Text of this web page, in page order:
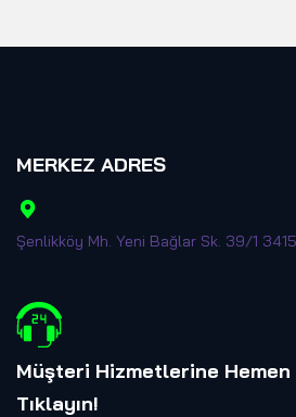
MERKEZ ADRES
Şenlikköy Mh. Yeni Bağlar Sk. 39/1
Müşteri Hizmetlerine
Tıklayın!